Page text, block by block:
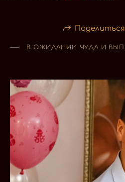
В ОЖИДАНИИ ЧУДА И